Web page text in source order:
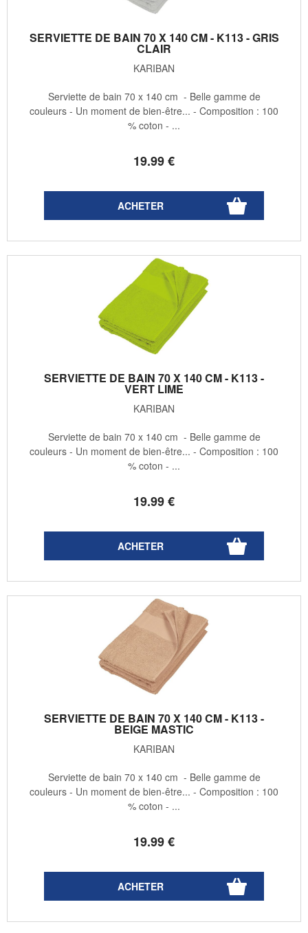
SERVIETTE DE BAIN 70 X 140 CM - K113 - GRIS
CLAIR
KARIBAN
19.99€
Serviette de bain 70 x 140 cm - Belle gamme de
couleurs - Un moment de bien-être... - Composition : 100
% coton - ...
SERVIETTE DE BAIN 70 X 140 CM - K113 -
VERT LIME
KARIBAN
19.99€
Serviette de bain 70 x 140 cm - Belle gamme de
couleurs - Un moment de bien-être... - Composition : 100
% coton - ...
SERVIETTE DE BAIN 70 X 140 CM - K113 -
BEIGE MASTIC
KARIBAN
19.99€
Serviette de bain 70 x 140 cm - Belle gamme de
couleurs - Un moment de bien-être... - Composition : 100
% coton - ...